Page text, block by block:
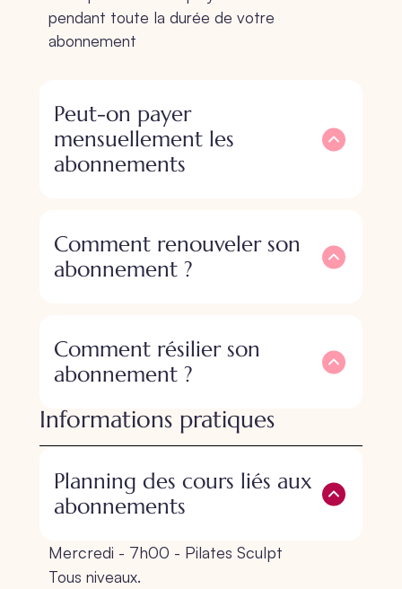
pendant toute la durée de votre
abonnement
Peut-on payer
mensuellement les
abonnements
Comment renouveler son
abonnement ?
Comment résilier son
abonnement ?
Informations pratiques
Planning des cours liés aux
abonnements
Mercredi - 7h00 - Pilates Sculpt
Tous niveaux.